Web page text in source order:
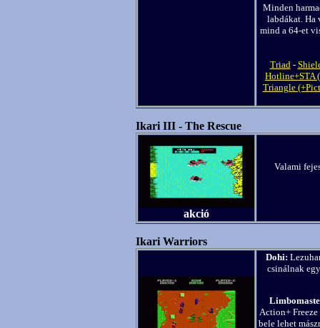
Minden
labdákat. Ha
mind a 64-et
Triad-
Hotline+STA
Triangle
Ikari III - The Rescue
akció
Valami
Ikari Warriors
Dohi:
csinálnak
Action+
bele lehet